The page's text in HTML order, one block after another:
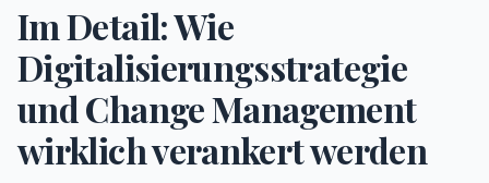
Im Detail: Wie
Digitalisierungsstrategie
und Change Management
wirklich verankert werden